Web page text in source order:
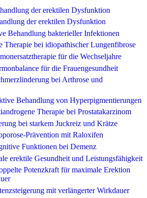
der erektilen Dysfunktion
der erektilen Dysfunktion
Behandlung bakterieller Infektionen
Therapie bei idiopathischer Lungenfibrose
für die Wechseljahre
für die Frauengesundheit
bei Arthrose und
Behandlung von Hyperpigmentierungen
Therapie bei Prostatakarzinom
bei starkem Juckreiz und Krätze
Prävention mit Raloxifen
Funktionen bei Demenz
erektile Gesundheit und Leistungsfähigkeit
Potenzkraft für maximale Erektion
mit verlängerter Wirkdauer